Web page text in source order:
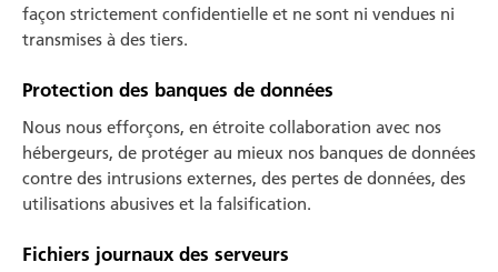
façon strictement confiden­tielle et ne sont ni vendues ni
transmises à des tiers.
Protection des banques de données
Nous nous efforçons, en étroite collaboration avec nos
hébergeurs, de protéger au mieux nos banques de données
contre des intrusions externes, des pertes de données, des
utilisations abusives et la falsifi­cation.
Fichiers journaux des serveurs